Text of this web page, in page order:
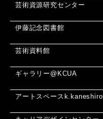
芸術資源研究センター
伊藤記念図書館
芸術資料館
ギャラリー@KCUA
アートスペースk.kaneshiro